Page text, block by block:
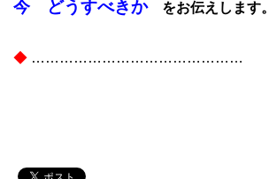
今 どうすべきか をお伝えします。
◆ ………………………………………